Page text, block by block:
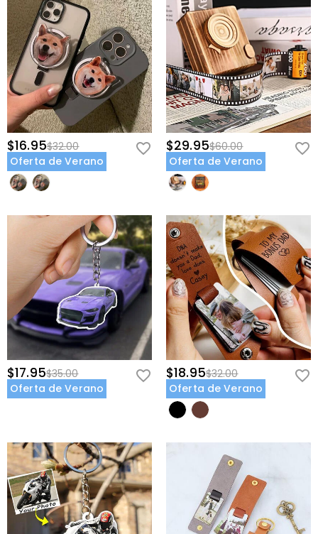
$16.95$32.00
Oferta de Verano
$29.95$60.00
Oferta de Verano
$17.95$35.00
Oferta de Verano
$18.95$32.00
Oferta de Verano